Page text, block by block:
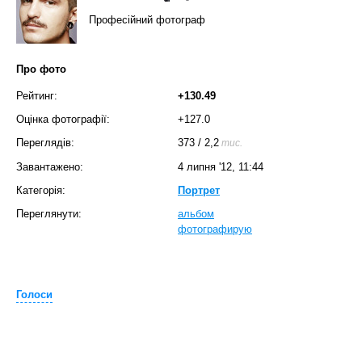
Професійний фотограф
Про фото
Рейтинг:
+130.49
Оцінка фотографії:
+127.0
Переглядів:
373 / 2,2 тис.
Завантажено:
4 липня '12, 11:44
Категорія:
Портрет
Переглянути:
альбом
фотографирую
Голоси